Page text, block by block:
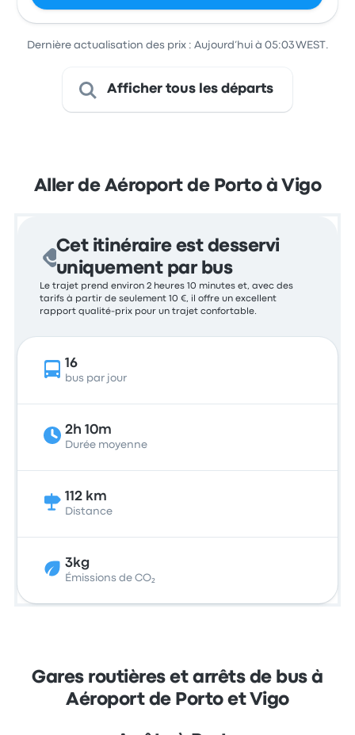
Dernière actualisation des prix : Aujourd’hui à 05:03 WEST.
Afficher tous les départs
Aller de Aéroport de Porto à Vigo
Cet itinéraire est desservi
uniquement par bus
Le trajet prend environ 2 heures 10 minutes et, avec des
tarifs à partir de seulement 10 €, il offre un excellent
rapport qualité-prix pour un trajet confortable.
16
bus par jour
2h 10m
Durée moyenne
112 km
Distance
3kg
Émissions de CO₂
Gares routières et arrêts de bus à
Aéroport de Porto et Vigo